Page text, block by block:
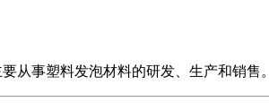
从事塑料发泡材料的研发、生产和销售。